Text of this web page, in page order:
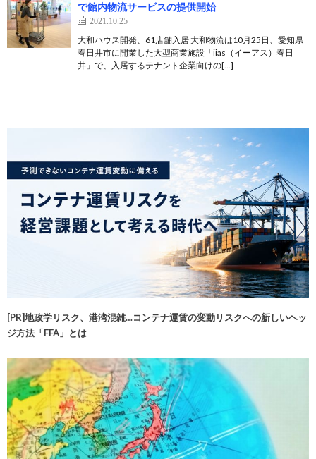
で館内物流サービスの提供開始
2021.10.25
大和ハウス開発、61店舗入居 大和物流は10月25日、愛知県
春日井市に開業した大型商業施設「iias（イーアス）春日
井」で、入居するテナント企業向けの[…]
[PR]地政学リスク、港湾混雑…コンテナ運賃の変動リスクへの新しいヘッ
ジ方法「FFA」とは